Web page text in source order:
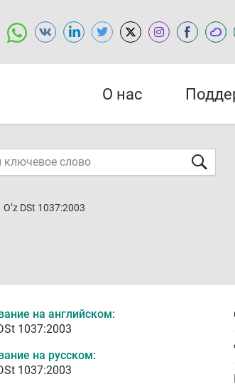
О нас
O’z DSt 1037:2003
на английском:
1037:2003
на русском:
1037:2003